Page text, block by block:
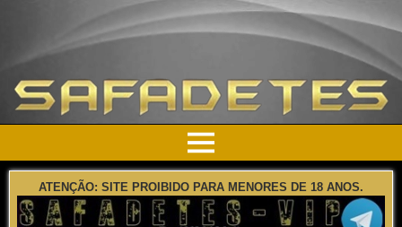
ATENÇÃO: SITE PROIBIDO PARA MENORES DE 18 ANOS.